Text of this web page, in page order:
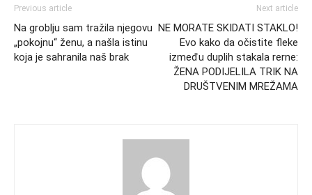
Previous article
Na groblju sam tražila njegovu
„pokojnu“ ženu, a našla istinu
koja je sahranila naš brak
Next article
NE MORATE SKIDATI STAKLO!
Evo kako da očistite fleke
između duplih stakala rerne:
ŽENA PODIJELILA TRIK NA
DRUŠTVENIM MREŽAMA